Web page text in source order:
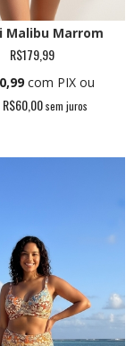
Malibu Marrom
R$179,99
com PIX ou
R$60,00sem juros